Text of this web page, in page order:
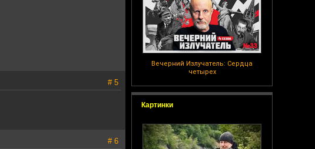
Вечерний Излучатель: Сердца
четырех
Картинки
# 5
# 6